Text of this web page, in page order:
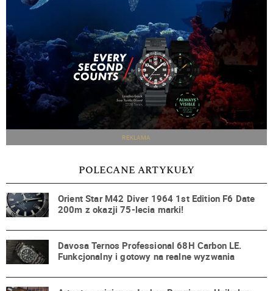
REKLAMA
POLECANE ARTYKUŁY
Orient Star M42 Diver 1964 1st Edition F6 Date
200m z okazji 75-lecia marki!
Davosa Ternos Professional 68H Carbon LE.
Funkcjonalny i gotowy na realne wyzwania